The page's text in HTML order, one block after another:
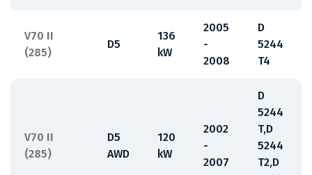
V70 II
(285)
D5
136
kW
2005
-
2008
D
5244
T4
V70 II
(285)
D5
AWD
120
kW
2002
-
2007
D
5244
T,D
5244
T2,D